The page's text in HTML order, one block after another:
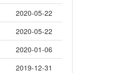
2020-05-22
2020-05-22
2020-01-06
2019-12-31